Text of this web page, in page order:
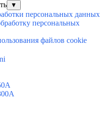
▼
персональных данных
персональных
файлов cookie